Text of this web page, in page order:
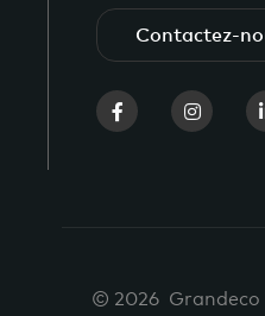
Contactez-
© 2026 Grandeco